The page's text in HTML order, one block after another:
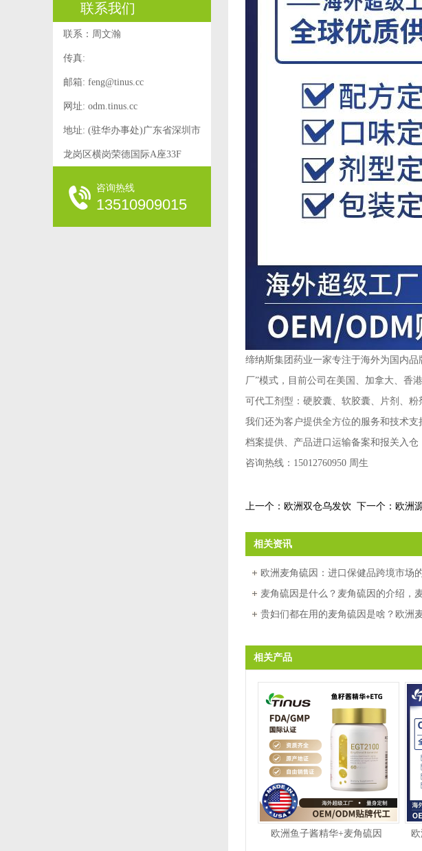
联系我们
联系：周文瀚
传真:
邮箱: feng@tinus.cc
网址: odm.tinus.cc
地址: (驻华办事处)广东省深圳市
龙岗区横岗荣德国际A座33F
咨询热线
13510909015
缔纳斯集团药业一家专注于海外为国内
厂”模式，目前公司在美国、加拿大、香
可代工剂型：硬胶囊、软胶囊、片剂、
我们还为客户提供全方位的服务和技术
档案提供、产品进口运输备案和报关入仓
咨询热线：15012760950 周生
上一个： 欧洲双仓乌发饮 下一个： 欧洲
相关资讯
欧洲麦角硫因：进口保健品跨境市场
新贵”能否持续引爆消费？
麦角硫因是什么？麦角硫因的介绍，
的功能与作用 欧洲麦角硫因抗衰，麦
贵妇们都在用的麦角硫因是啥？欧洲
麦角硫因功效
相关产品
欧洲鱼子酱精华+麦角硫因